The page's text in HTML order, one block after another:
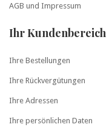
AGB und Impressum
Ihr Kundenbereich
Ihre Bestellungen
Ihre Rückvergütungen
Ihre Adressen
Ihre persönlichen Daten